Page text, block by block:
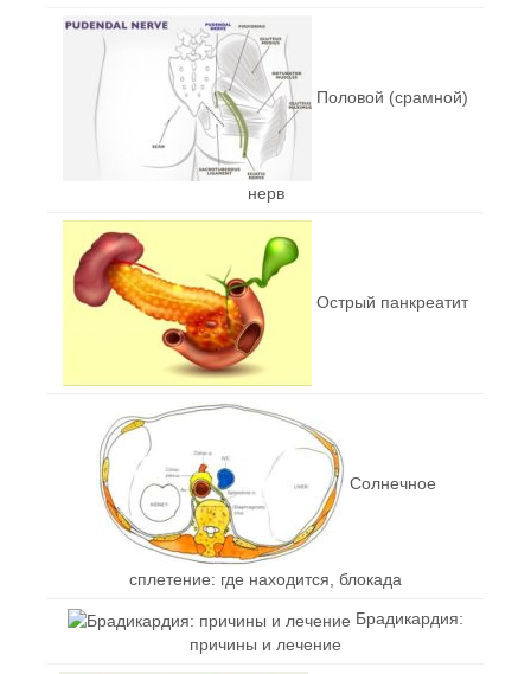
Половой (срамной)
нерв
Острый панкреатит
Солнечное
сплетение: где находится, блокада
Брадикардия:
причины и лечение